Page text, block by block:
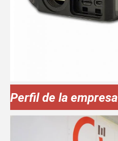
Perfil de la empresa